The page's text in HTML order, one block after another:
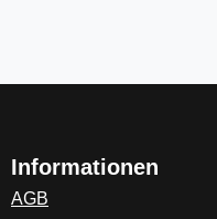
Informationen
AGB